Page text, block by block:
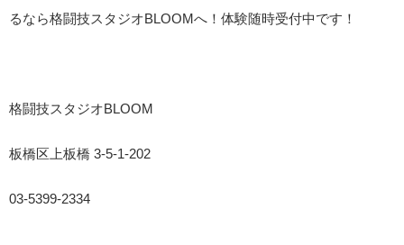
るなら格闘技スタジオBLOOMへ！体験随時受付中です！
格闘技スタジオBLOOM
板橋区上板橋 3-5-1-202
03-5399-2334